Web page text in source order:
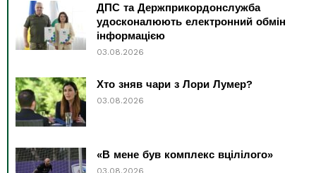
ДПС та Держприкордонслужба
удосконалюють електронний обмін
інформацією
03.08.2026
Хто зняв чари з Лори Лумер?
03.08.2026
«В мене був комплекс вцілілого»
03.08.2026